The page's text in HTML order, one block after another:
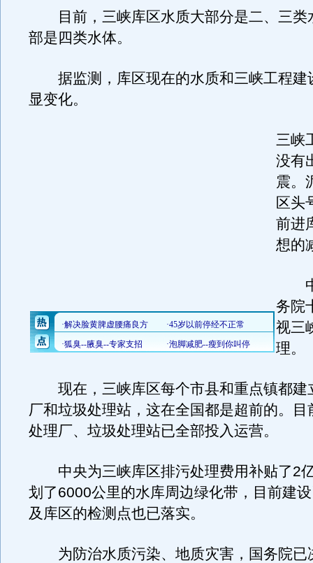
目前，三峡库区水质大部分是二、三类
部是四类水体。
据监测，库区现在的水质和三峡工程建
显变化。
三峡
没有
震。
区头
前进
想的
中
务院
视三
理。
现在，三峡库区每个市县和重点镇都建
厂和垃圾处理站，这在全国都是超前的。目
处理厂、垃圾处理站已全部投入运营。
中央为三峡库区排污处理费用补贴了2
划了6000公里的水库周边绿化带，目前建
及库区的检测点也已落实。
为防治水质污染、地质灾害，国务院已